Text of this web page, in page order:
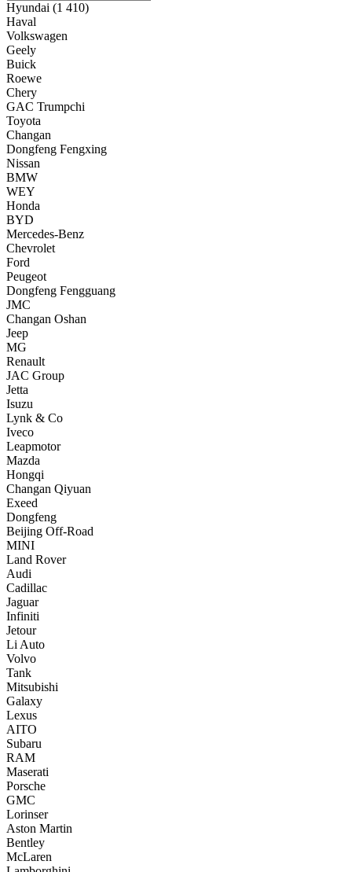
Hyundai (1 410)
Haval
Volkswagen
Geely
Buick
Roewe
Chery
GAC Trumpchi
Toyota
Changan
Dongfeng Fengxing
Nissan
BMW
WEY
Honda
BYD
Mercedes-Benz
Chevrolet
Ford
Peugeot
Dongfeng Fengguang
JMC
Changan Oshan
Jeep
MG
Renault
JAC Group
Jetta
Isuzu
Lynk & Co
Iveco
Leapmotor
Mazda
Hongqi
Changan Qiyuan
Exeed
Dongfeng
Beijing Off-Road
MINI
Land Rover
Audi
Cadillac
Jaguar
Infiniti
Jetour
Li Auto
Volvo
Tank
Mitsubishi
Galaxy
Lexus
AITO
Subaru
RAM
Maserati
Porsche
GMC
Lorinser
Aston Martin
Bentley
McLaren